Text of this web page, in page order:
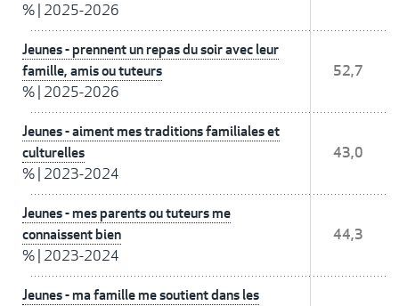
% 2025-2026
Jeunes - prennent un repas du soir avec leur
famille, amis ou tuteurs
% 2025-2026
52,7
Jeunes - aiment mes traditions familiales et
culturelles
% 2023-2024
43,0
Jeunes - mes parents ou tuteurs me
connaissent bien
% 2023-2024
44,3
Jeunes - ma famille me soutient dans les